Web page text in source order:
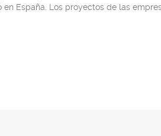
en España. Los proyectos de las